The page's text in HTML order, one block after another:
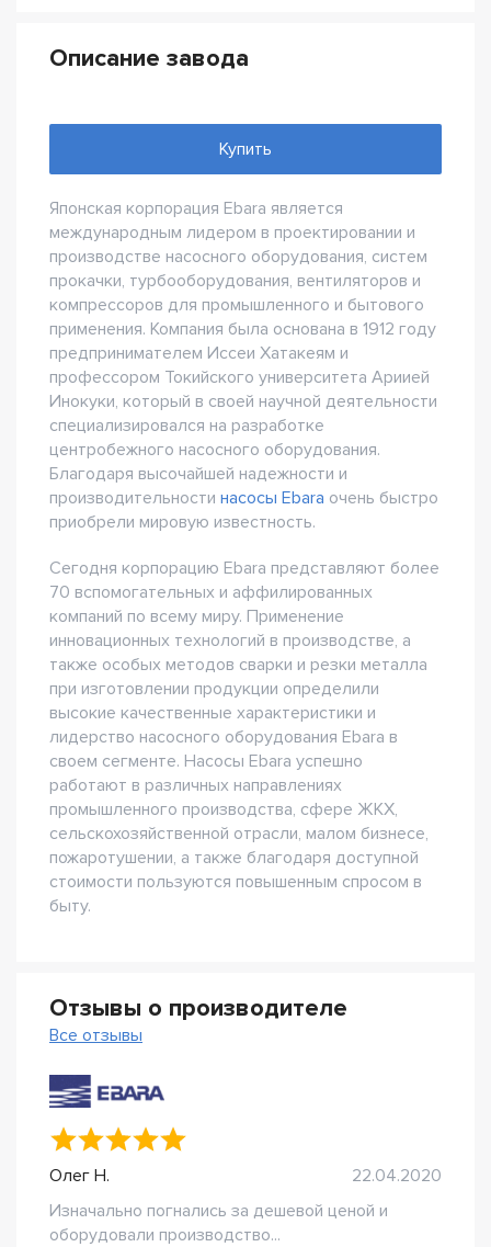
Описание завода
Купить
Японская корпорация Ebara является
международным лидером в проектировании и
производстве насосного оборудования, систем
прокачки, турбооборудования, вентиляторов и
компрессоров для промышленного и бытового
применения. Компания была основана в 1912 году
предпринимателем Иссеи Хатакеям и
профессором Токийского университета Ариией
Инокуки, который в своей научной деятельности
специализировался на разработке
центробежного насосного оборудования.
Благодаря высочайшей надежности и
производительности насосы Ebara очень быстро
приобрели мировую известность.
Сегодня корпорацию Ebara представляют более
70 вспомогательных и аффилированных
компаний по всему миру. Применение
инновационных технологий в производстве, а
также особых методов сварки и резки металла
при изготовлении продукции определили
высокие качественные характеристики и
лидерство насосного оборудования Ebara в
своем сегменте. Насосы Ebara успешно
работают в различных направлениях
промышленного производства, сфере ЖКХ,
сельскохозяйственной отрасли, малом бизнесе,
пожаротушении, а также благодаря доступной
стоимости пользуются повышенным спросом в
быту.
Отзывы о производителе
Все отзывы
Олег Н.
22.04.2020
Изначально погнались за дешевой ценой и
оборудовали производство...